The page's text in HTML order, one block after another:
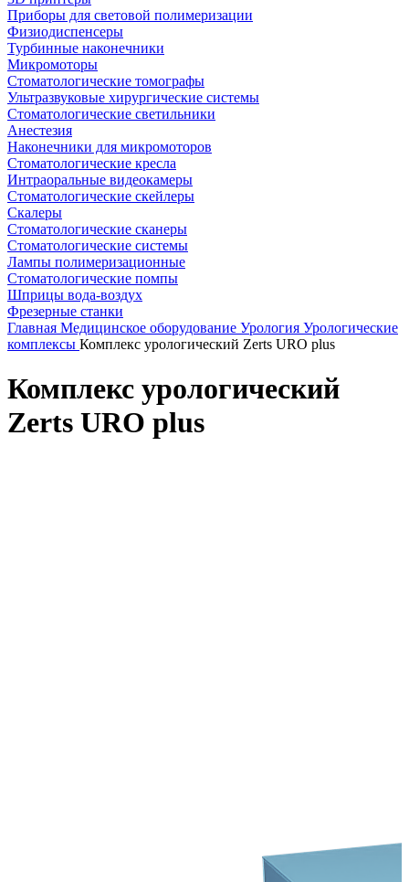
Приборы для световой полимеризации
Физиодиспенсеры
Турбинные наконечники
Микромоторы
Стоматологические томографы
Ультразвуковые хирургические системы
Стоматологические светильники
Анестезия
Наконечники для микромоторов
Стоматологические кресла
Интраоральные видеокамеры
Стоматологические скейлеры
Скалеры
Стоматологические сканеры
Стоматологические системы
Лампы полимеризационные
Стоматологические помпы
Шприцы вода-воздух
Фрезерные станки
Главная Медицинское оборудование Урология Урологические
комплексы Комплекс урологический Zerts URO plus
Комплекс урологический
Zerts URO plus